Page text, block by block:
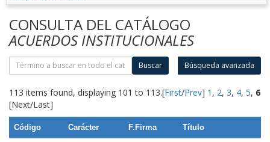
CONSULTA DEL CATÁLOGO
ACUERDOS INSTITUCIONALES
Buscar Búsqueda avanzada
113 items found, displaying 101 to 113.[First/Prev] 1 , 2, 3, 4, 5, 6
[Next/Last]
Código Carácter F.Firma Título